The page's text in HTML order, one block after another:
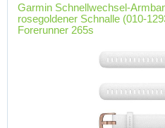
Garmin Schnellwechsel-
rosegoldener Schnalle (010-
Forerunner 265s